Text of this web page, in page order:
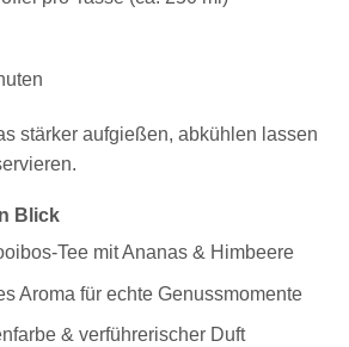
stärker aufgießen, abkühlen lassen
Blick
Tee mit Ananas & Himbeere
Aroma für echte Genussmomente
& verführerischer Duft